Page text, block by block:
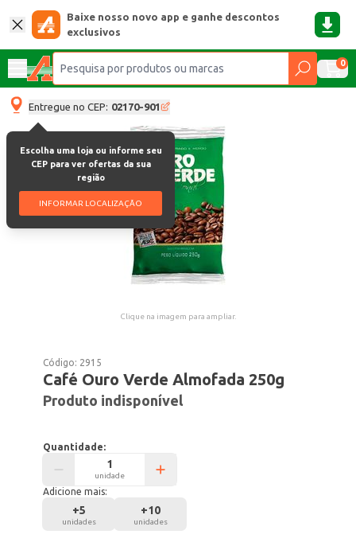
Baixe nosso novo app e ganhe descontos
exclusivos
0
Entregue no CEP: 02170-901
Escolha uma loja ou informe seu
CEP para ver ofertas da sua
região
INFORMAR LOCALIZAÇÃO
Clique na imagem para ampliar.
Código: 2915
Café Ouro Verde Almofada 250g
Produto indisponível
Quantidade:
unidade
Adicione mais:
+5
unidades
+10
unidades